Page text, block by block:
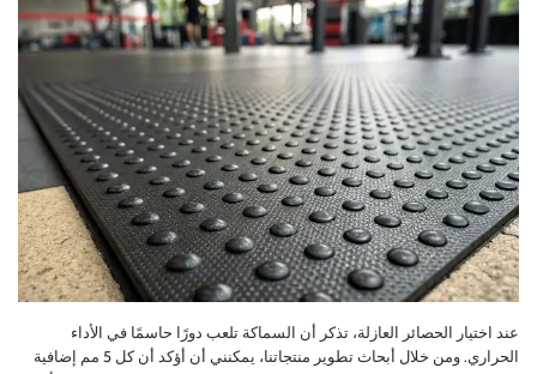
عند اختيار الحصائر العازلة، تذكر أن السماكة تلعب دورًا حاسمًا في الأداء
الحراري. ومن خلال أبحاث تطوير منتجاتنا، يمكنني أن أؤكد أن كل 5 مم إضافية